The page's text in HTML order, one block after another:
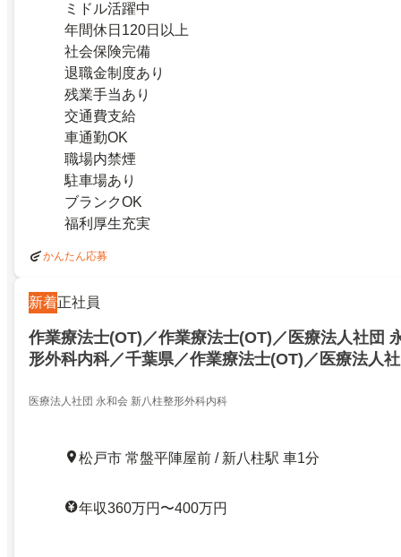
ミドル活躍中
年間休日120日以上
社会保険完備
退職金制度あり
残業手当あり
交通費支給
車通勤OK
職場内禁煙
駐車場あり
ブランクOK
福利厚生充実
かんたん応募
新着正社員
作業療法士(OT)／作業療法士(OT)／医療法人社団
形外科内科／千葉県／作業療法士(OT)／医療法人
医療法人社団 永和会 新八柱整形外科内科
松戸市 常盤平陣屋前 / 新八柱駅 車1分
年収360万円〜400万円